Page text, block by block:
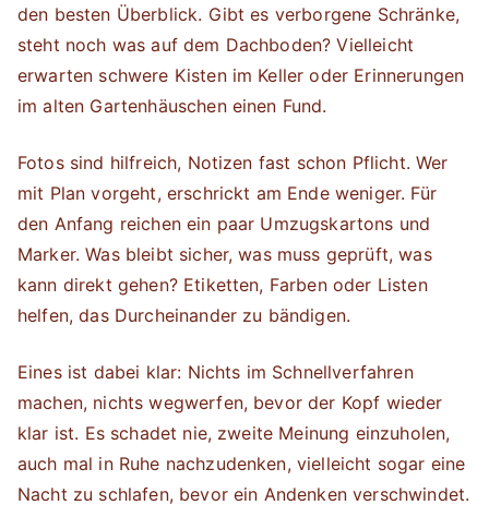
den besten Überblick. Gibt es verborgene Schränke,
steht noch was auf dem Dachboden? Vielleicht
erwarten schwere Kisten im Keller oder Erinnerungen
im alten Gartenhäuschen einen Fund.
Fotos sind hilfreich, Notizen fast schon Pflicht. Wer
mit Plan vorgeht, erschrickt am Ende weniger. Für
den Anfang reichen ein paar Umzugskartons und
Marker. Was bleibt sicher, was muss geprüft, was
kann direkt gehen? Etiketten, Farben oder Listen
helfen, das Durcheinander zu bändigen.
Eines ist dabei klar: Nichts im Schnellverfahren
machen, nichts wegwerfen, bevor der Kopf wieder
klar ist. Es schadet nie, zweite Meinung einzuholen,
auch mal in Ruhe nachzudenken, vielleicht sogar eine
Nacht zu schlafen, bevor ein Andenken verschwindet.